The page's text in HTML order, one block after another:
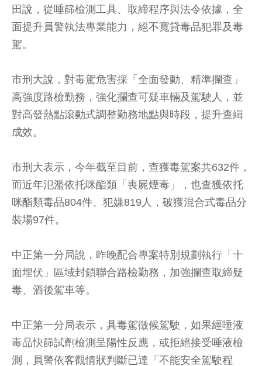
田說，從唾篩檢測工具、取締程序與法令依據，全
面提升員警執法專業能力，絕不寬貸毒品犯罪及毒
駕。
市刑大說，對毒駕危害採「全面發動、精準攔查」
高強度路檢勤務，強化攔查可疑車輛及駕駛人，並
對高發熱點滾動式調整勤務地點與時段，提升查緝
成效。
市刑大表示，今年截至目前，查獲毒駕案共632件，
而近年氾濫依托咪酯類「喪屍煙毒」，也查獲依托
咪酯類毒品804件、犯嫌819人，破獲混合式毒品分
裝場97件。
中正第一分局說，昨晚配合專案特別規劃執行「十
面埋伏」區域封鎖聯合路檢勤務，加強攔查取締疑
毒、酒後駕車等。
中正第一分局表示，具毒駕徵候駕駛，如果經唾液
毒品快篩試劑檢測呈陽性反應，或拒絕接受唾液檢
測，員警依客觀情狀判斷已達「不能安全駕駛程